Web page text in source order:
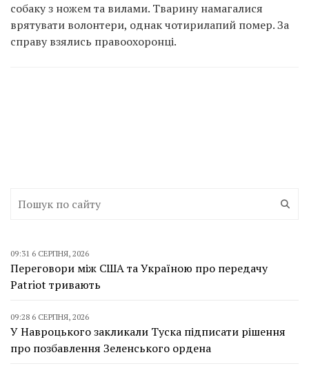
собаку з ножем та вилами. Тварину намагалися
врятувати волонтери, однак чотирилапий помер. За
справу взялись правоохоронці.
09:31 6 СЕРПНЯ, 2026
Переговори між США та Україною про передачу
Patriot тривають
09:28 6 СЕРПНЯ, 2026
У Навроцького закликали Туска підписати рішення
про позбавлення Зеленського ордена